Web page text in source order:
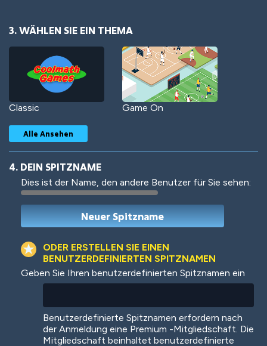
3. WÄHLEN SIE EIN THEMA
Classic Game On
Woof Jungle Cats
Colorful
Alle Ansehen
4. DEIN SPITZNAME
Dies ist der Name, den andere Benutzer für Sie sehen:
ODER ERSTELLEN SIE EINEN
BENUTZERDEFINIERTEN SPITZNAMEN
Geben Sie Ihren benutzerdefinierten Spitznamen ein
Benutzerdefinierte Spitznamen erfordern nach
der Anmeldung eine Premium -Mitgliedschaft. Die
Mitgliedschaft beinhaltet benutzerdefinierte